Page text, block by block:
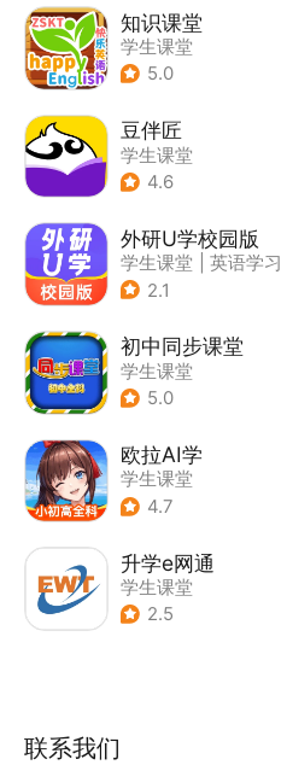
知识课堂
学生课堂
5.0
豆伴匠
学生课堂
4.6
外研U学校园版
学生课堂
英语学习
2.1
初中同步课堂
学生课堂
5.0
欧拉AI学
学生课堂
4.7
升学e网通
学生课堂
2.5
联系我们